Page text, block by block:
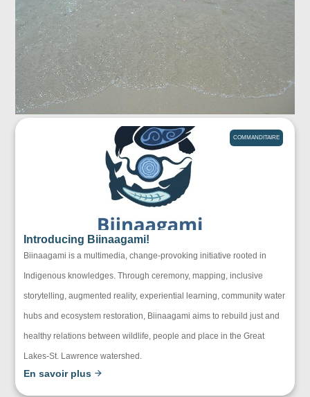
COMMANDITAIRE
Introducing Biinaagami!
Biinaagami is a multimedia, change-provoking initiative rooted in
Indigenous knowledges. Through ceremony, mapping, inclusive
storytelling, augmented reality, experiential learning, community water
hubs and ecosystem restoration, Biinaagami aims to rebuild just and
healthy relations between wildlife, people and place in the Great
Lakes-St. Lawrence watershed.
En savoir plus